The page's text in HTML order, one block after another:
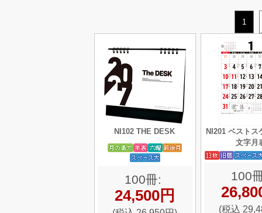
1
NI102 THE DESK
100冊:
24,500円
NI201 ベストス
文字月
100
(税込